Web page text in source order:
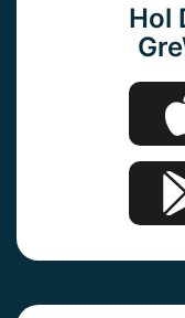
Hol